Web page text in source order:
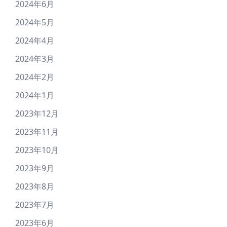
2024年6月
2024年5月
2024年4月
2024年3月
2024年2月
2024年1月
2023年12月
2023年11月
2023年10月
2023年9月
2023年8月
2023年7月
2023年6月